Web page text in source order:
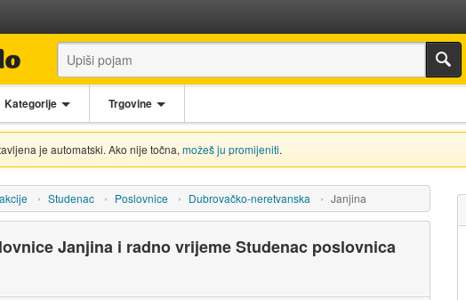
Kategorije Trgovine
je automatski. Ako nije točna, možeš ju promijeniti.
Studenac Poslovnice Dubrovačko-neretvanska Janjina
Janjina i radno vrijeme Studenac poslovnica